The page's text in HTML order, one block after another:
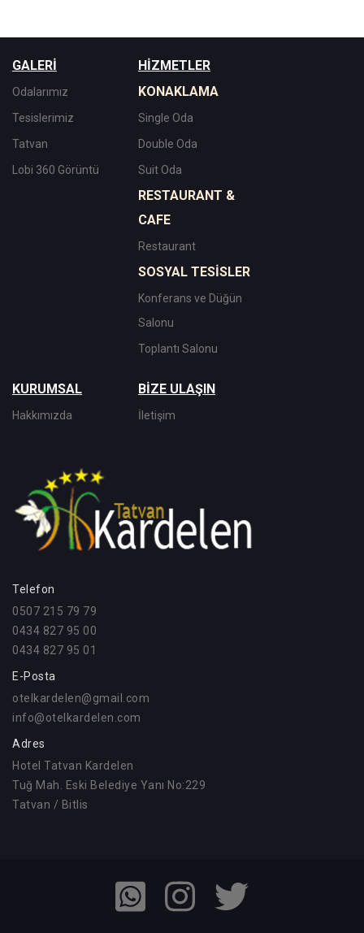
GALERİ
Odalarımız
Tesislerimiz
Tatvan
Lobi 360 Görüntü
HİZMETLER
KONAKLAMA
Single Oda
Double Oda
Suit Oda
RESTAURANT &
CAFE
Restaurant
SOSYAL TESİSLER
Konferans ve Düğün
Salonu
Toplantı Salonu
KURUMSAL
Hakkımızda
BİZE ULAŞIN
İletişim
Telefon
0507 215 79 79
0434 827 95 00
0434 827 95 01
E-Posta
otelkardelen@gmail.com
info@otelkardelen.com
Adres
Hotel Tatvan Kardelen
Tuğ Mah. Eski Belediye Yanı No:229
Tatvan / Bitlis